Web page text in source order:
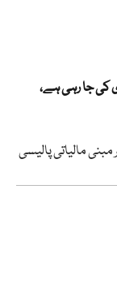
کی جا رہی ہے،
مبنی مالیاتی پالیسی